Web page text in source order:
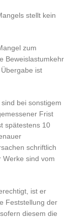
stellt kein
zum
Beweislastumkehr
ist
bei sonstigem
Frist
spätestens 10
schriftlich
Werke sind vom
ist er
Feststellung der
diesem die